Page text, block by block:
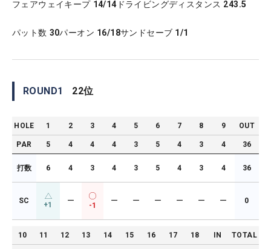
フェアウェイキープ 14/14 ドライビングディスタンス 243.5
パット数 30パーオン 16/18サンドセーブ 1/1
ROUND1 22位
HOLE 1 2 3 4 5 6 7 8 9 OUT
PAR 5 4 4 4 3 5 4 3 4 36
打数 6 4 3 4 3 5 4 3 4 36
SC +1 ー
-1
ー ー ー ー ー ー 0
10 11 12 13 14 15 16 17 18 IN TOTAL